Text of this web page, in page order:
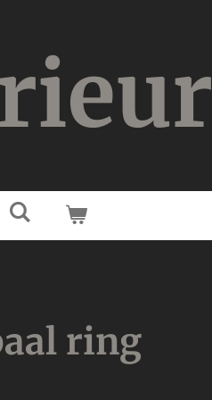
ring